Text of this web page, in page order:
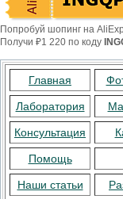
Попробуй шопинг на
Получи ₽1 220 по коду
Главная
Лаборатория
Консультация
Помощь
Наши статьи